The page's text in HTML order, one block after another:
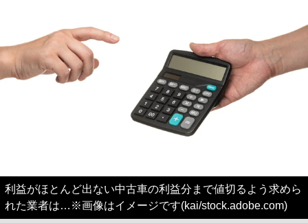
利益がほとんど出ない中古車の利益分まで値切るよう求めら
れた業者は…※画像はイメージです(kai/stock.adobe.com)